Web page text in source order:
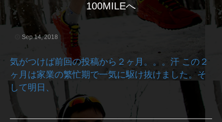
100MILEへ
Sep 14, 2018
気がつけば前回の投稿から２ヶ月。。。汗 この２
ヶ月は家業の繁忙期で一気に駆け抜けました。そ
して明日、